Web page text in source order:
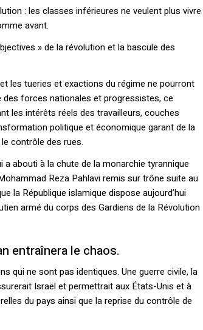
: les classes inférieures ne veulent plus vivre
avant.
» de la révolution et la bascule des
les tueries et exactions du régime ne pourront
des forces nationales et progressistes, ce
les intérêts réels des travailleurs, couches
politique et économique garant de la
contrôle des rues.
abouti à la chute de la monarchie tyrannique
Reza Pahlavi remis sur trône suite au
la République islamique dispose aujourd’hui
armé du corps des Gardiens de la Révolution
entraînera le chaos.
qui ne sont pas identiques. Une guerre civile, la
Israël et permettrait aux États-Unis et à
du pays ainsi que la reprise du contrôle de